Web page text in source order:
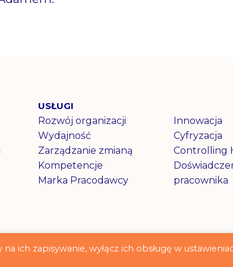
USŁUGI
Rozwój organizacji
Wydajność
Zarządzanie zmianą
Kompetencje
Marka Pracodawcy
Innowacja
Cyfryzacja
Controlling
pracownika
ich zapisywanie, wyłącz ich obsługę w